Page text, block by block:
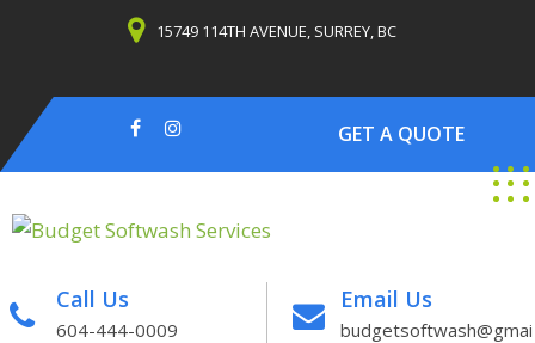
15749 114TH AVENUE, SURREY, BC
GET A QUOTE
Call Us
604-444-0009
Email Us
budgetsoftwash@gmai